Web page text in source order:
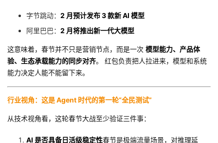
字节跳动： 2 月预计发布 3 款新 AI 模型
阿里巴巴： 2 月将推出新一代大模型
这意味着，春节并不只是营销节点，而是一次 模型能力、产品体
验、生态承载能力的同步对齐。 红包负责把人拉进来，模型和系统
能力决定人能不能留下来。
行业视角：这是 Agent 时代的第一轮“全民测试”
从技术视角看，这轮春节大战至少验证三件事：
AI 是否具备日活级稳定性春节是极端流量场景，对推理延